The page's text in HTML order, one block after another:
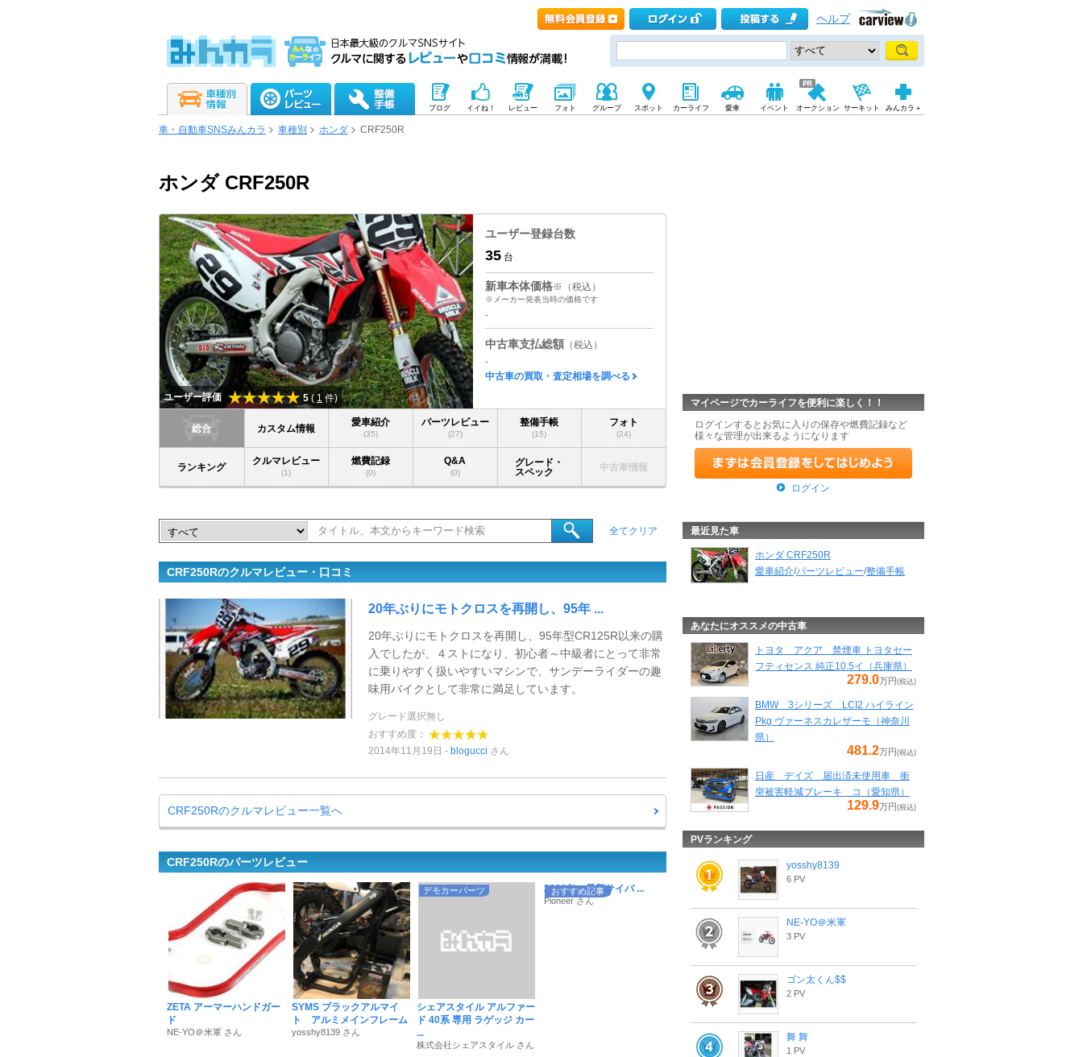
ヘルプ
ブログ イイね！ レビュー フォト グループ スポット カーライフ 愛車 イベント オークション サーキット みんカラ＋
車・自動車SNSみんカラ 車種別 ホンダ CRF250R
ホンダ CRF250R
ユーザー評価 5 ( 1 件)
ユーザー登録台数
35 台
新車本体価格※（税込）
※メーカー発表当時の価格です
-
中古車支払総額 （税込）
-
中古車の買取・査定相場を調べる
総合 カスタム情報
愛車紹介
(35)
パーツレビュー
(27)
整備手帳
(15)
フォト
(24)
ランキング
クルマレビュー
(1)
燃費記録
(0)
Q&A
(0)
グレード・
スペック
中古車情報
全てクリア
CRF250Rのクルマレビュー・口コミ
20年ぶりにモトクロスを再開し、95年 ...
20年ぶりにモトクロスを再開し、95年型CR125R以来の購
入でしたが、４ストになり、初心者～中級者にとって非常
に乗りやすく扱いやすいマシンで、サンデーライダーの趣
味用バイクとして非常に満足しています。
グレード選択無し
おすすめ度：
2014年11月19日
blogucci さん
CRF250Rのクルマレビュー一覧へ
CRF250Rのパーツレビュー
ZETA アーマーハンドガー
ド
NE-YO＠米軍 さん
SYMS ブラックアルマイ
ト アルミメインフレーム
yosshy8139 さん
デモカーパーツ
シェアスタイル アルファー
ド 40系 専用 ラゲッジ カー
...
株式会社シェアスタイル さん
おすすめ記事
2026年の最新サイバ ...
Pioneer さん
マイページでカーライフを便利に楽しく！！
ログインするとお気に入りの保存や燃費記録など
様々な管理が出来るようになります
ログイン
最近見た車
ホンダ CRF250R
愛車紹介/パーツレビュー/整備手帳
あなたにオススメの中古車
トヨタ アクア 禁煙車 トヨタセー
フティセンス 純正10.5イ（兵庫県）
279.0万円 (税込)
BMW 3シリーズ LCI2 ハイライン
Pkg ヴァーネスカレザーモ（神奈川
県）
481.2万円 (税込)
日産 デイズ 届出済未使用車 衝
突被害軽減ブレーキ コ（愛知県）
129.9万円 (税込)
PVランキング
yosshy8139
6 PV
NE-YO＠米軍
3 PV
ゴン太くん$$
2 PV
舞 舞
1 PV